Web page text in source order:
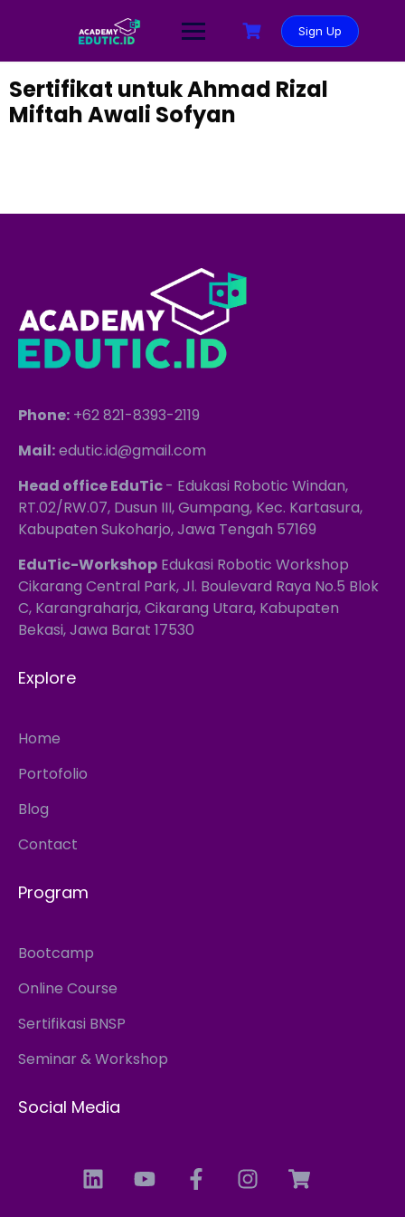
Sign Up
Sertifikat untuk Ahmad Rizal
Miftah Awali Sofyan
Phone: +62 821-8393-2119
Mail:edutic.id@gmail.com
Head office EduTic- Edukasi Robotic Windan,
RT.02/RW.07, Dusun III, Gumpang, Kec. Kartasura,
Kabupaten Sukoharjo, Jawa Tengah 57169
EduTic-Workshop Edukasi Robotic Workshop
Cikarang Central Park, Jl. Boulevard Raya No.5 Blok
C, Karangraharja, Cikarang Utara, Kabupaten
Bekasi, Jawa Barat 17530
Explore
Home
Portofolio
Blog
Contact
Program
Bootcamp
Online Course
Sertifikasi BNSP
Seminar & Workshop
Social Media